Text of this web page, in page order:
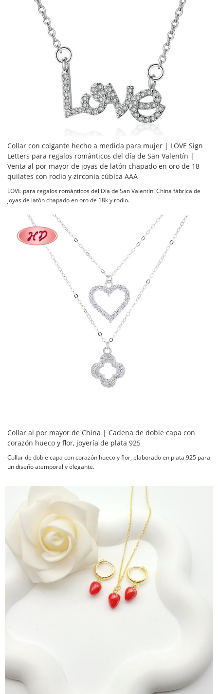
Collar con colgante hecho a medida para mujer | LOVE Sign
Letters para regalos románticos del día de San Valentín |
Venta al por mayor de joyas de latón chapado en oro de 18
quilates con rodio y zirconia cúbica AAA
LOVE para regalos románticos del Día de San Valentín. China fábrica de
joyas de latón chapado en oro de 18k y rodio.
Collar al por mayor de China | Cadena de doble capa con
corazón hueco y flor, joyería de plata 925
Collar de doble capa con corazón hueco y flor, elaborado en plata 925 para
un diseño atemporal y elegante.